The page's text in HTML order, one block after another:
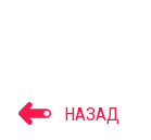
НАЗАД